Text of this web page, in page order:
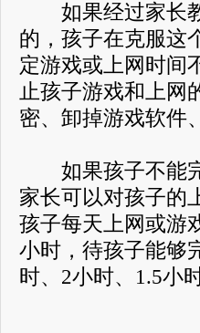
如果经过家长教
的，孩子在克服这
定游戏或上网时间
止孩子游戏和上网
密、卸掉游戏软件
如果孩子不能完
家长可以对孩子的
孩子每天上网或游
小时，待孩子能够
时、2小时、1.5小